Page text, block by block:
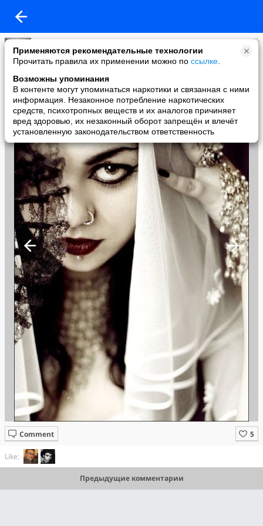
Применяются рекомендательные технологии
Прочитать правила их применении можно по ссылке
Возможны упоминания
В контенте могут упоминаться наркотики и связанная с ними
информация. Незаконное потребление наркотических
средств, психотропных веществ и их аналогов причиняет
вред здоровью, их незаконный оборот запрещён и влечёт
установленную законодательством ответственность
Алёна Маркова
added a photo
28 Oct в 16:01
Comment
Like:
Предыдущие комментарии